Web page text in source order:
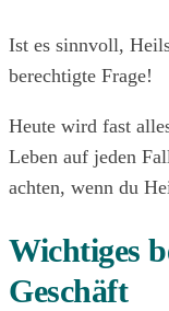
Ist es sinnvoll,
berechtigte Frage!
Heute wird fast
Leben auf jeden
achten, wenn du
Wichtiges
Geschäft